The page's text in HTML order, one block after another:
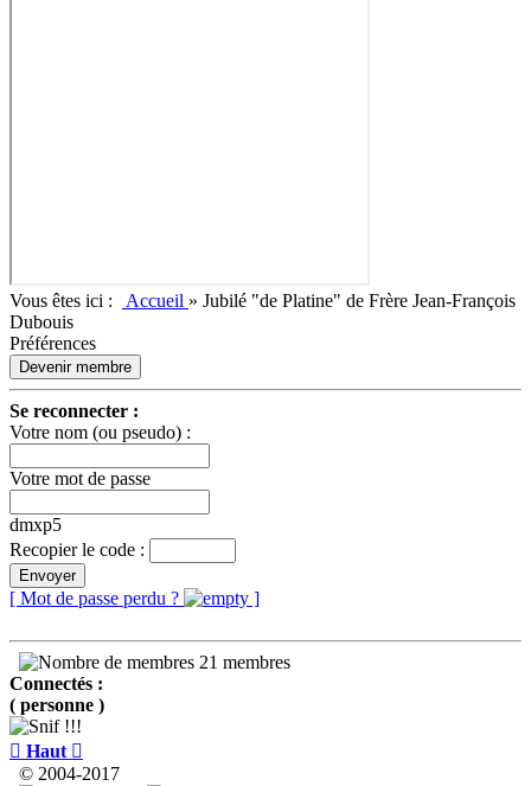
Vous êtes ici : Accueil » Jubilé "de Platine" de Frère Jean-François
Dubouis
Préférences
Devenir membre
Se reconnecter :
Votre nom (ou pseudo) :
Votre mot de passe
dmxp5
Recopier le code :
Envoyer
[ Mot de passe perdu ? ]
21 membres
Connectés :
( personne )
 Haut 
© 2004-2017